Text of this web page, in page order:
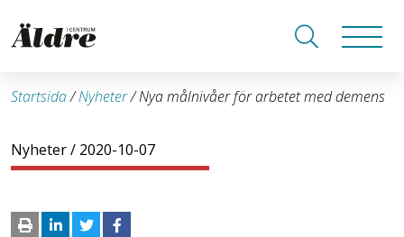
Startsida/Nyheter/Nya målnivåer för arbetet med demens
Nyheter/ 2020-10-07